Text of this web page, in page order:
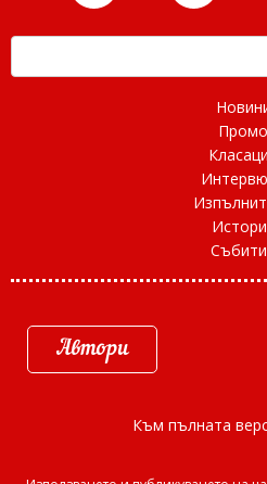
Промо
Автори
Към пълната